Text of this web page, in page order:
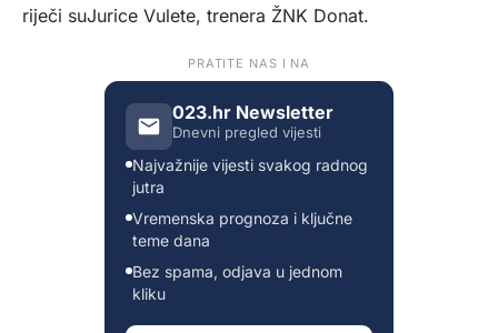
riječi suJurice Vulete, trenera ŽNK Donat.
PRATITE NAS I NA
023.hr Newsletter
Dnevni pregled vijesti
Najvažnije vijesti svakog radnog
jutra
Vremenska prognoza i ključne
teme dana
Bez spama, odjava u jednom
kliku